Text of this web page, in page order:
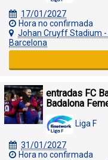
17/01/2027
Hora no confirmada
Johan Cruyff Stadium -
Barcelona
entradas FC
Badalona
Liga F
31/01/2027
Hora no confirmada